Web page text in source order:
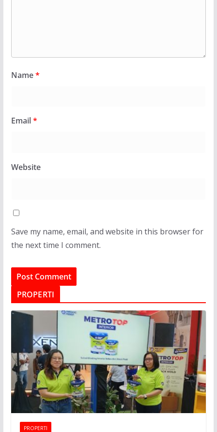
Name*
Email*
Website
Save my name, email, and website in this browser for
the next time I comment.
PROPERTI
PROPERTI